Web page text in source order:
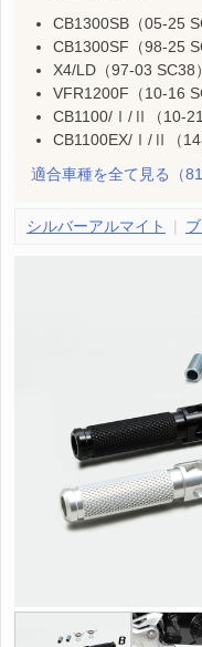
CB1300SB（05-25
CB1300SF（98-25
X4/LD（97-03 SC38）
VFR1200F（10-16
CB1100/Ⅰ/Ⅱ（10-21
CB1100EX/Ⅰ/Ⅱ（14-
適合車種を全て見る
（
シルバーアルマイト